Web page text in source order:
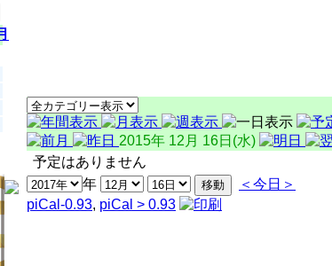
2015年 12月 16日(水)
予定はありません
年
＜今日＞
piCal-0.93, piCal > 0.93